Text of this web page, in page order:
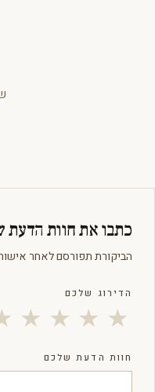
כתבו את חוות
הביקורת תפורסם לאחר
הדירוג שלכם
★ ★ ★ ★
חוות הדעת שלכם